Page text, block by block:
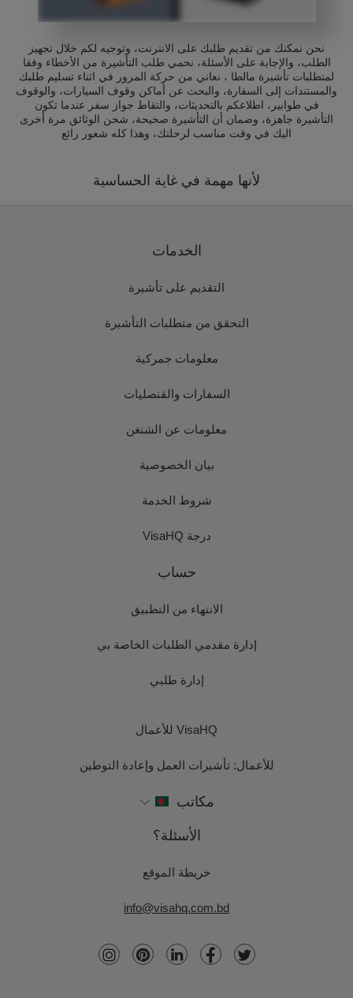
نحن نمكنك من تقديم طلبك على الانترنت، وتوجيه لكم خلال تجهيز
الطلب، والإجابة على الأسئلة، نحمي طلب التأشيرة من الأخطاء وفقا
لمتطلبات تأشيرة مالطا ، نعاني من حركة المرور في اثناء تسليم طلبك
والمستندات إلى السفارة، والبحث عن أماكن وقوف السيارات، والوقوف
في طوابير، اطلاعكم بالتحديثات، والتقاط جواز سفر عندما تكون
التأشيرة جاهزة، وضمان أن التأشيرة صحيحة، شحن الوثائق مرة أخرى
اليك في وقت مناسب لرحلتك، وهذا كله شعور رائع
لأنها مهمة في غاية الحساسية
الخدمات
التقديم على تأشيرة
التحقق من متطلبات التأشيرة
معلومات جمركية
السفارات والقنصليات
معلومات عن الشنغن
بيان الخصوصية
شروط الخدمة
درجة VisaHQ
حساب
الانتهاء من التطبيق
إدارة مقدمي الطلبات الخاصة بي
إدارة طلبي
VisaHQ للأعمال
للأعمال: تأشيرات العمل وإعادة التوطين
مكاتب
الأسئلة؟
خريطة الموقع
info@visahq.com.bd